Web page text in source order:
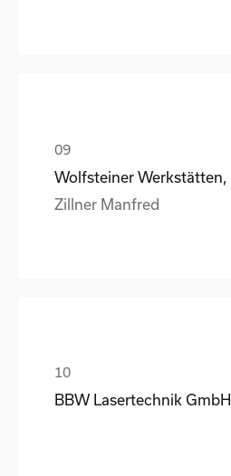
Zillner Manfred
BBW Lasertechnik GmbH